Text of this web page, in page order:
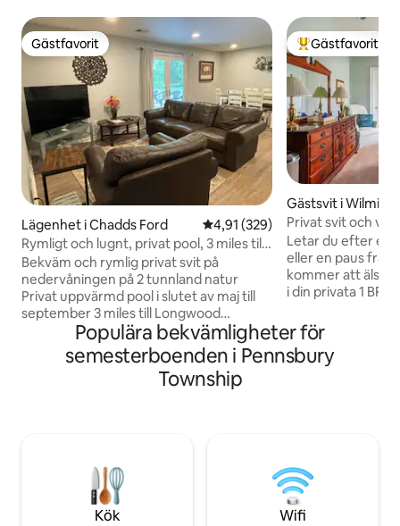
Gästfavorit
Gästfavorit
Lägenhet i Chadds Ford 4,91 av 5 i genomsnittligt
4,91 (329)
Rymligt och lugnt, privat pool, 3 miles till
Longwood Garden
Bekväm och rymlig privat svit på
nedervåningen på 2 tunnland natur
Privat uppvärmd pool i slutet av maj till
september 3 miles till Longwood
Gardens, även känt som "Amerikas
Versailles". Fantastiskt! Fråga om
gästinträde till Gardens vid vistelser på 2
nätter. Winterthur, Brandywine River
kaffebryggare WiFi, 55-tums HDTV
Tvättmaskin i full storlek, torktumlare,
kylskåp Lugna husdjur är välkomna!
*Ingen rökning, inga fester
Populär
Gästfavorit
Gästsvit i
Privat svit och
Valley
Letar du efter en
eller en paus från
kommer att älska
i din privata 1 BR-
shopping och
gångavstånd.
uthyrningar för
trädgårdar och
Populära bekvämligheter för
semesterboenden i Pennsbury
Township
Kök Wifi